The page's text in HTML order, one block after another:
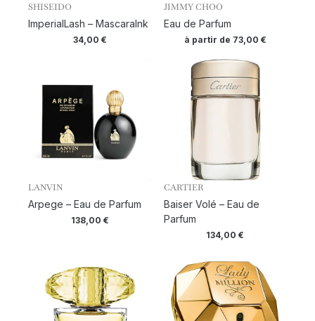
SHISEIDO
ImperialLash – MascaraInk
34,00 €
JIMMY CHOO
Eau de Parfum
à partir de 73,00 €
LANVIN
Arpege – Eau de Parfum
138,00 €
CARTIER
Baiser Volé – Eau de
Parfum
134,00€